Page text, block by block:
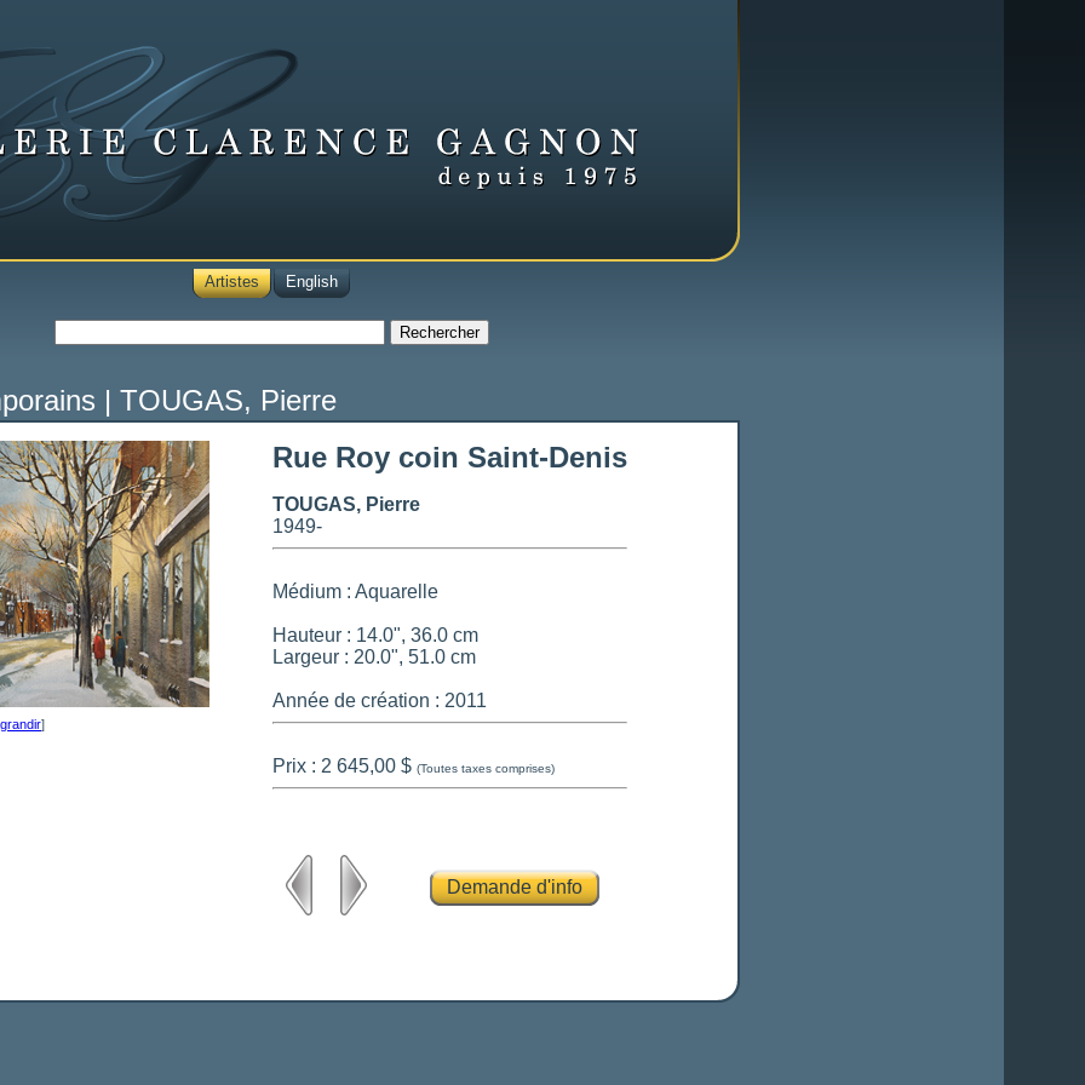
Artistes English
| TOUGAS, Pierre
]
Rue Roy coin Saint-Denis
TOUGAS, Pierre
1949-
Médium : Aquarelle
Hauteur : 14.0", 36.0 cm
Largeur : 20.0", 51.0 cm
Année de création : 2011
Prix : 2 645,00 $ (Toutes taxes comprises)
Demande d'info